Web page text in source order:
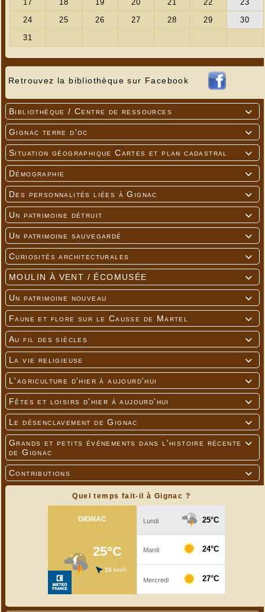
Retrouvez la bibliothèque sur Facebook

Bibliothèque / Centre de ressources

Gignac terre d'oc

Situation géographique Cartes et plan cadastral

Démographie

Des personnalités liées à Gignac

Un patrimoine détruit

Un patrimoine sauvegardé

Curiosités architecturales

MOULIN À VENT / ÉCOMUSÉE

Un patrimoine nouveau

Faune et flore sur le Causse de Martel

Au fil des siècles

La vie religieuse

L'agriculture d'hier à aujourd'hui

Fêtes et loisirs d'hier à aujourd'hui

Le désenclavement de Gignac

Grands et petits événements dans l'histoire récente
de Gignac

Contributions
Quel temps fait-il à Gignac ?